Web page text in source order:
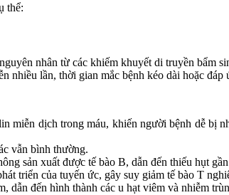
thể:
nhân từ các khiếm khuyết di truyền bẩm
nhiều lần, thời gian mắc bệnh kéo dài hoặc
miễn dịch trong máu, khiến người bệnh dễ bị
vẫn bình thường.
sản xuất được tế bào B, dẫn đến thiếu hụt
triển của tuyến ức, gây suy giảm tế bào T
dẫn đến hình thành các u hạt viêm và nhiễm